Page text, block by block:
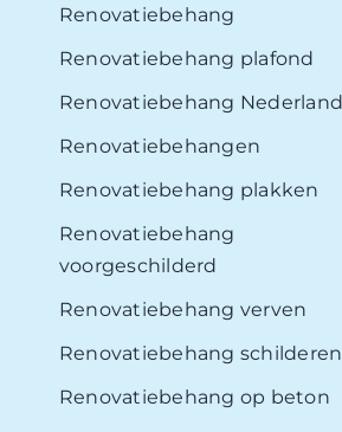
Renovatiebehang
Renovatiebehang plafond
Renovatiebehang Nederland
Renovatiebehangen
Renovatiebehang plakken
Renovatiebehang
voorgeschilderd
Renovatiebehang verven
Renovatiebehang schilderen
Renovatiebehang op beton